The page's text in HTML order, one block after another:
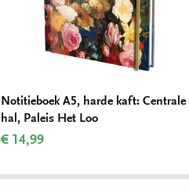
Notitieboek A5, harde kaft: Centrale
hal, Paleis Het Loo
€ 14,99